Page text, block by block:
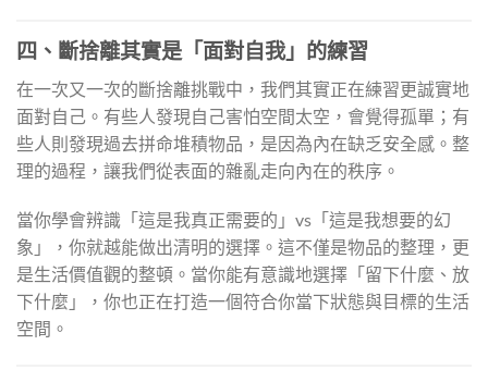
四、斷捨離其實是「面對自我」的練習
在一次又一次的斷捨離挑戰中，我們其實正在練習更誠實地
面對自己。有些人發現自己害怕空間太空，會覺得孤單；有
些人則發現過去拼命堆積物品，是因為內在缺乏安全感。整
理的過程，讓我們從表面的雜亂走向內在的秩序。
當你學會辨識「這是我真正需要的」vs「這是我想要的幻
象」，你就越能做出清明的選擇。這不僅是物品的整理，更
是生活價值觀的整頓。當你能有意識地選擇「留下什麼、放
下什麼」，你也正在打造一個符合你當下狀態與目標的生活
空間。